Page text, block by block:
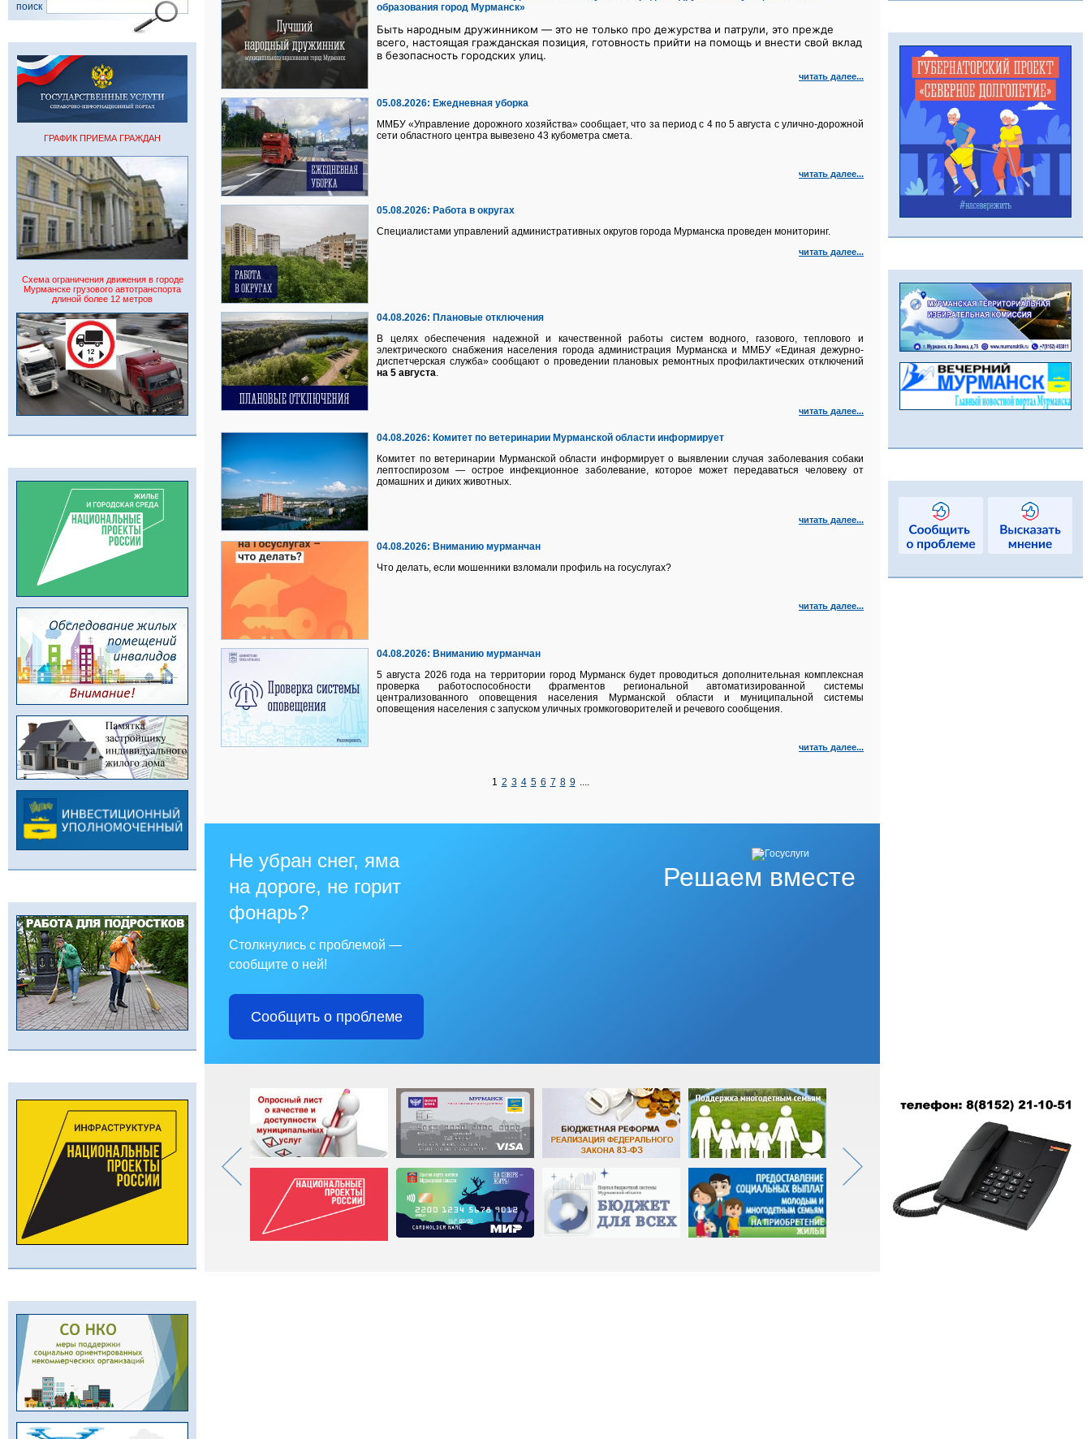
поиск
ГРАФИК ПРИЕМА ГРАЖДАН
Схема ограничения движения в городе
Мурманске грузового автотранспорта
длиной более 12 метров
образования город Мурманск»
Быть народным дружинником — это не только про дежурства и патрули, это прежде
всего, настоящая гражданская позиция, готовность прийти на помощь и внести свой вклад
в безопасность городских улиц.
читать далее...
05.08.2026: Ежедневная уборка
ММБУ «Управление дорожного хозяйства» сообщает, что за период с 4 по 5 августа с улично‑дорожной
сети областного центра вывезено 43 кубометра смета.
читать далее...
05.08.2026: Работа в округах
Специалистами управлений административных округов города Мурманска проведен мониторинг.
читать далее...
04.08.2026: Плановые отключения
В целях обеспечения надежной и качественной работы систем водного, газового, теплового и
электрического снабжения населения города администрация Мурманска и ММБУ «Единая дежурно-
диспетчерская служба» сообщают о проведении плановых ремонтных профилактических отключений
на 5 августа.
читать далее...
04.08.2026: Комитет по ветеринарии Мурманской области информирует
Комитет по ветеринарии Мурманской области информирует о выявлении случая заболевания собаки
лептоспирозом — острое инфекционное заболевание, которое может передаваться человеку от
домашних и диких животных.
читать далее...
04.08.2026: Вниманию мурманчан
Что делать, если мошенники взломали профиль на госуслугах?
читать далее...
04.08.2026: Вниманию мурманчан
5 августа 2026 года на территории город Мурманск будет проводиться дополнительная комплексная
проверка работоспособности фрагментов региональной автоматизированной системы
централизованного оповещения населения Мурманской области и муниципальной системы
оповещения населения с запуском уличных громкоговорителей и речевого сообщения.
читать далее...
1 2 3 4 5 6 7 8 9 ....
Решаем вместе
Не убран снег, яма
на дороге, не горит
фонарь?
Столкнулись с проблемой —
сообщите о ней!
Сообщить о проблеме